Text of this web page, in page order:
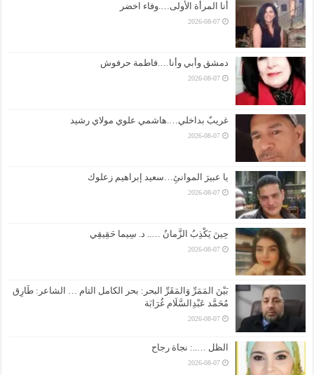
أنا المرأة الأولى….وفاء اخضر
2026-08-07
دمشق وأبي وأنا….فاطمة حرفوش
2026-08-07
غريبٌ بداخلي….هاشمي علوي مولاي رشيد
2026-08-07
يا عبيرَ الموانئِ…سعيد إبراهيم زعلوك
2026-08-07
حِينَ يَكْذِبُ الزَّمانُ ….. د. سِيما حَقِيقِي
2026-08-07
بَيْنَ المَمَرِّ وَالمَقَرِّ البحر: بحر الكامل التام … الشاعر: طَارِق
مُحَمَّد عَبْدِالسَّلَام غُرَابَة
2026-08-07
الظل …..: نجاة رجاح
2026-08-07